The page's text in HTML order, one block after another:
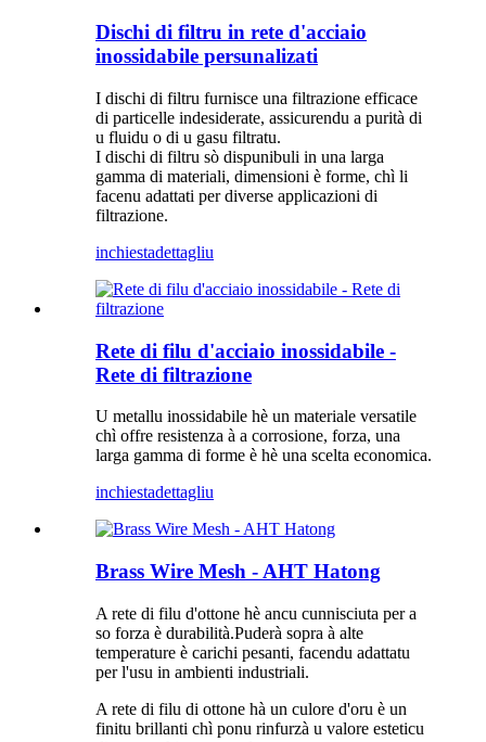
Dischi di filtru in rete d'acciaio
inossidabile persunalizati
I dischi di filtru furnisce una filtrazione efficace
di particelle indesiderate, assicurendu a purità di
u fluidu o di u gasu filtratu.
I dischi di filtru sò dispunibuli in una larga
gamma di materiali, dimensioni è forme, chì li
facenu adattati per diverse applicazioni di
filtrazione.
inchiestadettagliu
Rete di filu d'acciaio inossidabile -
Rete di filtrazione
U metallu inossidabile hè un materiale versatile
chì offre resistenza à a corrosione, forza, una
larga gamma di forme è hè una scelta economica.
inchiestadettagliu
Brass Wire Mesh - AHT Hatong
A rete di filu d'ottone hè ancu cunnisciuta per a
so forza è durabilità.Puderà sopra à alte
temperature è carichi pesanti, facendu adattatu
per l'usu in ambienti industriali.
A rete di filu di ottone hà un culore d'oru è un
finitu brillanti chì ponu rinfurzà u valore esteticu